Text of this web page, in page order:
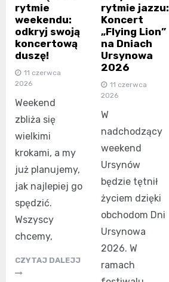
rytmie
weekendu:
odkryj swoją
koncertową
duszę!
11 czerwca
2026
Weekend
zbliża się
wielkimi
krokami, a my
już planujemy,
jak najlepiej go
spędzić.
Wszyscy
chcemy,
CZYTAJ DALEJJ
rytmie jazzu:
Koncert
„Flying Lion”
na Dniach
Ursynowa
2026
11 czerwca
2026
W
nadchodzący
weekend
Ursynów
będzie tętnił
życiem dzięki
obchodom Dni
Ursynowa
2026. W
ramach